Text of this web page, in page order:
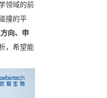
领域的前
撞的平
向、申
，希望能